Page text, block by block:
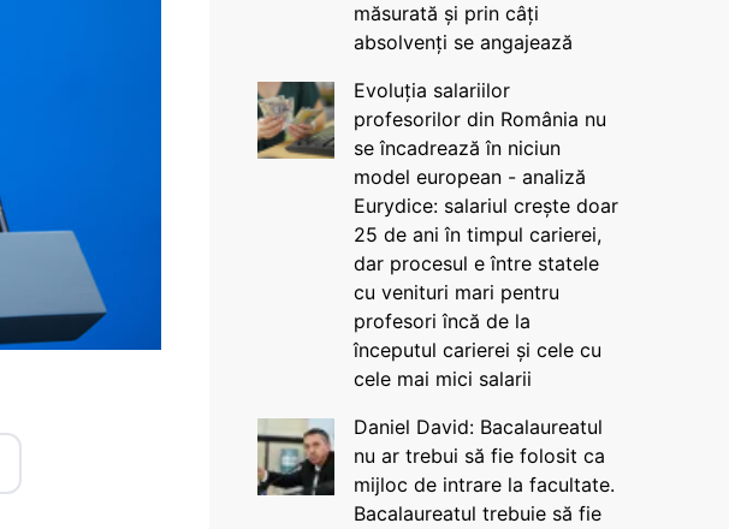
măsurată și prin câți
absolvenți se angajează
Evoluția salariilor
profesorilor din România nu
se încadrează în niciun
model european - analiză
Eurydice: salariul crește doar
25 de ani în timpul carierei,
dar procesul e între statele
cu venituri mari pentru
profesori încă de la
începutul carierei și cele cu
cele mai mici salarii
Daniel David: Bacalaureatul
nu ar trebui să fie folosit ca
mijloc de intrare la facultate.
Bacalaureatul trebuie să fie